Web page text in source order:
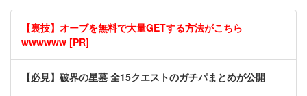
【裏技】オーブを無料で大量GETする方法がこちら
wwwwww [PR]
【必見】破界の星墓 全15クエストのガチパまとめが公開